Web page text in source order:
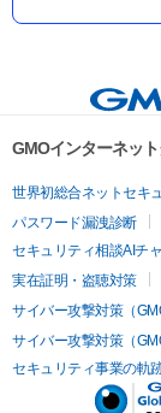
GMOインターネッ
世界初総合ネットセキ
パスワード漏洩診断
セキュリティ相談AIチ
実在証明・盗聴対策
サイバー攻撃対策（
サイバー攻撃対策（
セキュリティ事業の軌